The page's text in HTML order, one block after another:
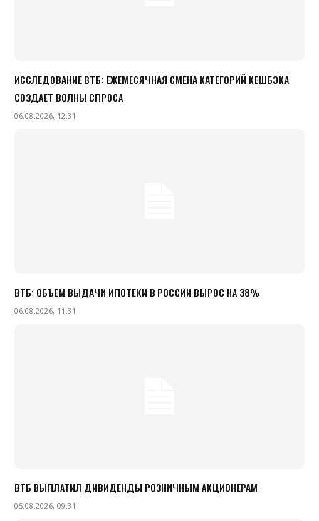
ИССЛЕДОВАНИЕ ВТБ: ЕЖЕМЕСЯЧНАЯ СМЕНА КАТЕГОРИЙ КЕШБЭКА
СОЗДАЕТ ВОЛНЫ СПРОСА
06.08.2026, 12:31
ВТБ: ОБЪЕМ ВЫДАЧИ ИПОТЕКИ В РОССИИ ВЫРОС НА 38%
06.08.2026, 11:31
ВТБ ВЫПЛАТИЛ ДИВИДЕНДЫ РОЗНИЧНЫМ АКЦИОНЕРАМ
05.08.2026, 09:31